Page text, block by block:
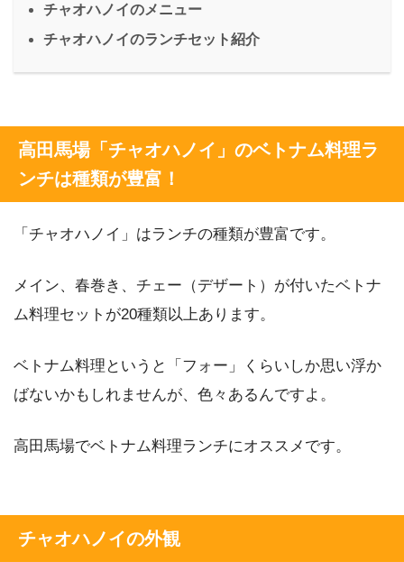
チャオハノイのメニュー
チャオハノイのランチセット紹介
高田馬場「チャオハノイ」のベトナム料理ラ
ンチは種類が豊富！
「チャオハノイ」はランチの種類が豊富です。
メイン、春巻き、チェー（デザート）が付いたベトナ
ム料理セットが20種類以上あります。
ベトナム料理というと「フォー」くらいしか思い浮か
ばないかもしれませんが、色々あるんですよ。
高田馬場でベトナム料理ランチにオススメです。
チャオハノイの外観